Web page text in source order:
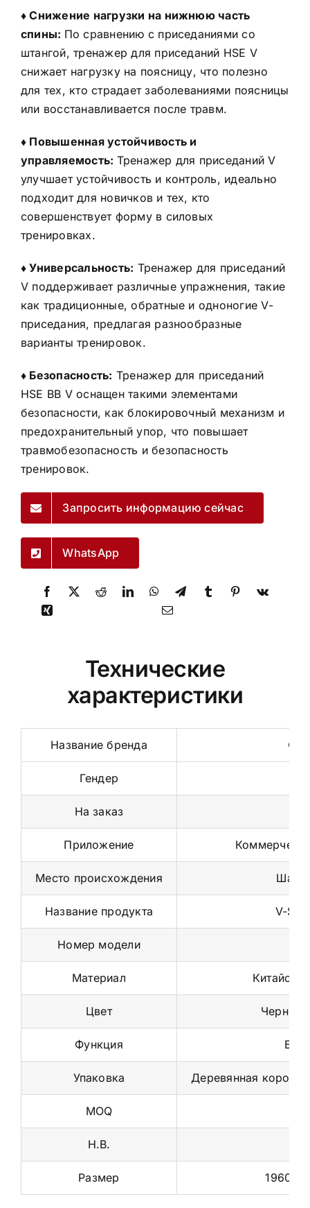
♦ Снижение нагрузки на нижнюю часть
спины: По сравнению с приседаниями со
штангой, тренажер для приседаний HSE V
снижает нагрузку на поясницу, что полезно
для тех, кто страдает заболеваниями поясницы
или восстанавливается после травм.
♦ Повышенная устойчивость и
управляемость: Тренажер для приседаний V
улучшает устойчивость и контроль, идеально
подходит для новичков и тех, кто
совершенствует форму в силовых
тренировках.
♦ Универсальность: Тренажер для приседаний
V поддерживает различные упражнения, такие
как традиционные, обратные и одноногие V-
приседания, предлагая разнообразные
варианты тренировок.
♦ Безопасность: Тренажер для приседаний
HSE BB V оснащен такими элементами
безопасности, как блокировочный механизм и
предохранительный упор, что повышает
травмобезопасность и безопасность
тренировок.
Запросить информацию сейчас
WhatsApp
Технические
характеристики
Название бренда
Гендер
На заказ
Приложение
Место происхождения
Название продукта V-
Номер модели
Материал
Цвет Черный/
Функция
Упаковка Деревянная
MOQ
Н.В.
Размер